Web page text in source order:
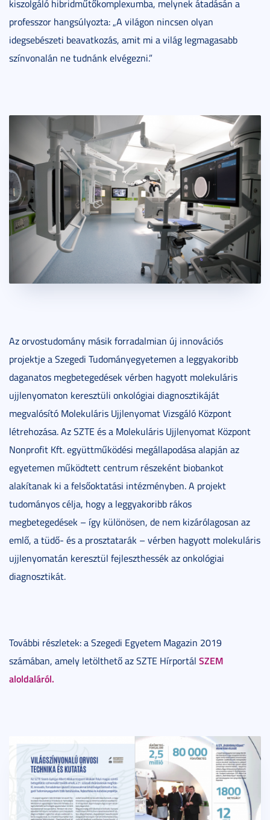
kiszolgáló hibridműtőkomplexumba, melynek átadásán a
professzor hangsúlyozta: „A világon nincsen olyan
idegsebészeti beavatkozás, amit mi a világ legmagasabb
színvonalán ne tudnánk elvégezni.”
Az orvostudomány másik forradalmian új innovációs
projektje a Szegedi Tudományegyetemen a leggyakoribb
daganatos megbetegedések vérben hagyott molekuláris
ujjlenyomaton keresztüli onkológiai diagnosztikáját
megvalósító Molekuláris Ujjlenyomat Vizsgáló Központ
létrehozása. Az SZTE és a Molekuláris Ujjlenyomat Központ
Nonprofit Kft. együttműködési megállapodása alapján az
egyetemen működtett centrum részeként biobankot
alakítanak ki a felsőoktatási intézményben. A projekt
tudományos célja, hogy a leggyakoribb rákos
megbetegedések – így különösen, de nem kizárólagosan az
emlő, a tüdő- és a prosztatarák – vérben hagyott molekuláris
ujjlenyomatán keresztül fejleszthessék az onkológiai
diagnosztikát.
További részletek: a Szegedi Egyetem Magazin 2019
számában, amely letölthető az SZTE Hírportál SZEM
aloldaláról.